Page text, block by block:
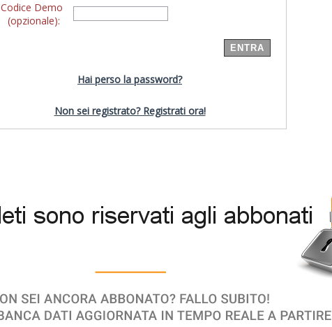
Codice Demo
(opzionale):
Hai perso la password?
Non sei registrato? Registrati ora!